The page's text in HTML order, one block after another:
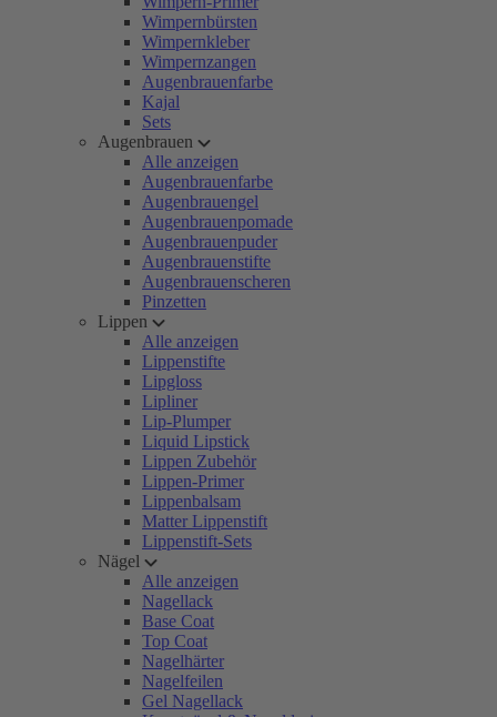
Wimpernbürsten
Wimpernkleber
Wimpernzangen
Augenbrauenfarbe
Kajal
Sets
Augenbrauen
Alle anzeigen
Augenbrauenfarbe
Augenbrauengel
Augenbrauenpomade
Augenbrauenpuder
Augenbrauenstifte
Augenbrauenscheren
Pinzetten
Lippen
Alle anzeigen
Lippenstifte
Lipgloss
Lipliner
Lip-Plumper
Liquid Lipstick
Lippen Zubehör
Lippen-Primer
Lippenbalsam
Matter Lippenstift
Lippenstift-Sets
Nägel
Alle anzeigen
Nagellack
Base Coat
Top Coat
Nagelhärter
Nagelfeilen
Gel Nagellack